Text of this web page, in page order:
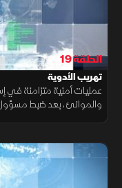
الحلقة 19
تهريب الأدوية
عمليات أمنية متزامنة في
والموانئ، بعد ضبط